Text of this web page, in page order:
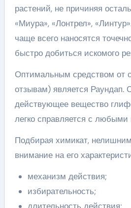
растений, не причиняя
«Миура», «Лонтрел»,
чаще всего наносятся
быстро добиться искомого
Оптимальным средством от
отзывам) является Раундап.
действующее вещество
легко справляется с любыми
Подбирая химикат,
внимание на его
механизм действия;
избирательность;